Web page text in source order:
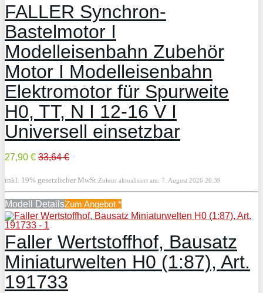
FALLER Synchron-
Bastelmotor I
Modelleisenbahn Zubehör
Motor I Modelleisenbahn
Elektromotor für Spurweite
H0, TT, N I 12-16 V I
Universell einsetzbar
27,90 € 33,64 €
inkl. 19% gesetzlicher MwSt. Zuletzt aktualisiert am: 7. August 2026 20:39
Modell DetailsZum Angebot *
Faller Wertstoffhof, Bausatz
Miniaturwelten H0 (1:87), Art.
191733